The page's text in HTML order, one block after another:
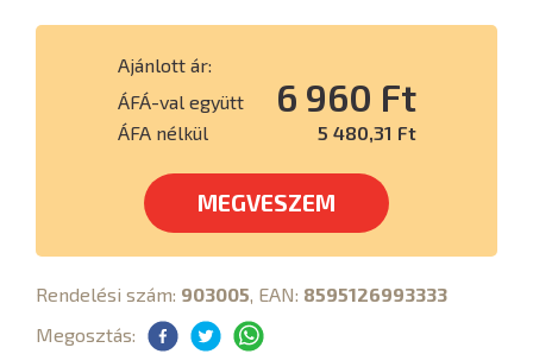
Ajánlott ár:
ÁFÁ-val együtt
6 960 Ft
ÁFA nélkül 5 480,31 Ft
MEGVESZEM
Rendelési szám: 903005 , EAN: 8595126993333
Megosztás: